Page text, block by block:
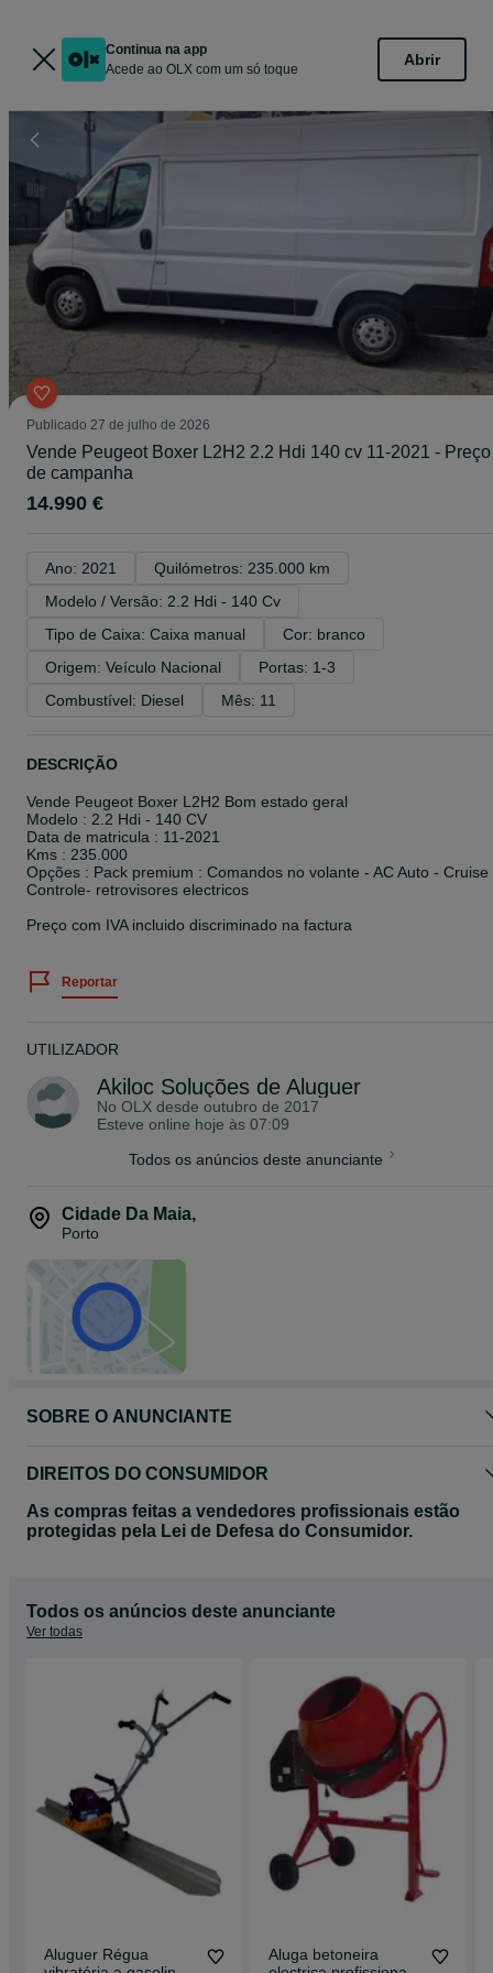
Continua na app
Acede ao OLX com um só toque
Abrir
Publicado 27 de julho de 2026
Vende Peugeot Boxer L2H2 2.2 Hdi 140 cv 11-2021 - Preço
de campanha
14.990 €
Ano: 2021
Quilómetros: 235.000 km
Modelo / Versão: 2.2 Hdi - 140 Cv
Tipo de Caixa: Caixa manual
Cor: branco
Origem: Veículo Nacional
Portas: 1-3
Combustível: Diesel
Mês: 11
DESCRIÇÃO
Vende Peugeot Boxer L2H2 Bom estado geral
Modelo : 2.2 Hdi - 140 CV
Data de matricula : 11-2021
Kms : 235.000
Opções : Pack premium : Comandos no volante - AC Auto - Cruise
Controle- retrovisores electricos
Preço com IVA incluido discriminado na factura
Reportar
UTILIZADOR
Akiloc Soluções de Aluguer
No OLX desde outubro de 2017
Esteve online hoje às 07:09
Todos os anúncios deste anunciante
Cidade Da Maia,
Porto
SOBRE O ANUNCIANTE
DIREITOS DO CONSUMIDOR
As compras feitas a vendedores profissionais estão
protegidas pela Lei de Defesa do Consumidor.
Todos os anúncios deste anunciante
Ver todas
Aluguer Régua
Aluga betoneira